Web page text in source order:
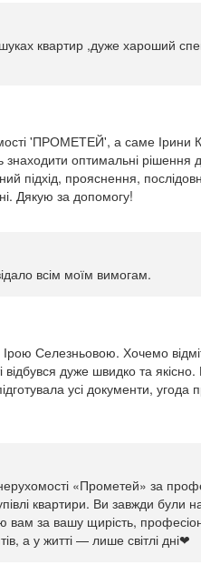
квартир ,дуже хароший
'ПРОМЕТЕЙ', а саме Ірини
оптимальні рішення
підхід, прояснення,
Дякую за допомогу!
всім моїм вимогам.
Селезньовою. Хочемо
відбувся дуже швидко та
усі документи, угода
«Прометей» за
квартири. Ви завжди були на
за вашу щирість,
а у житті — лише світлі дні❤